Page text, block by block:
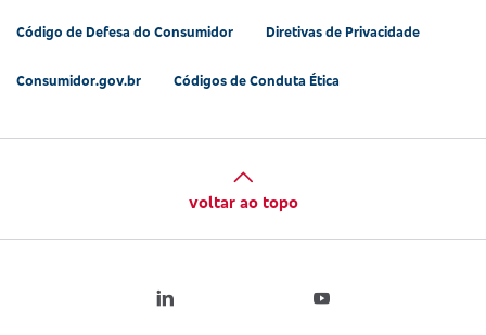
Código de Defesa do Consumidor Diretivas de Privacidade
Consumidor.gov.br Códigos de Conduta Ética
voltar ao topo